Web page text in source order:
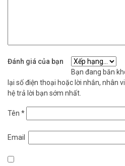
Đánh giá của bạn
Bạn đang băn
lại số điện thoại hoặc lời nhắn, nhân
hệ trả lời bạn sớm nhất.
Tên *
Email